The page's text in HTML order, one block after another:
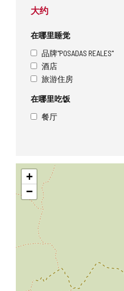
大约
在哪里睡觉
品牌"POSADAS REALES"
酒店
旅游住房
在哪里吃饭
餐厅
跳
图
+
−